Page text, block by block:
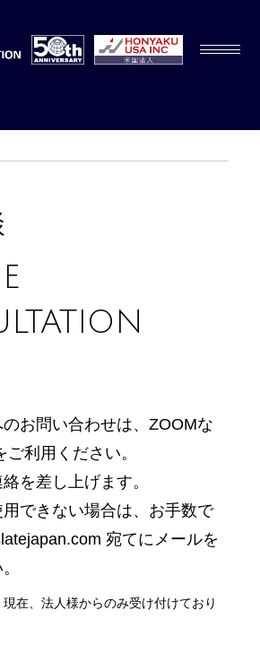
お問い合わせは、ZOOMな
利用ください。
を差し上げます。
できない場合は、お手数で
宛てにメールを
在、法人様からのみ受け付けており